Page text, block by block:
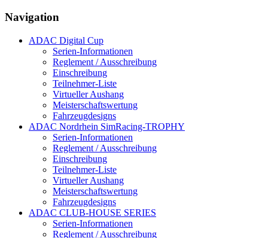
Navigation
ADAC Digital Cup
Serien-Informationen
Reglement / Ausschreibung
Einschreibung
Teilnehmer-Liste
Virtueller Aushang
Meisterschaftswertung
Fahrzeugdesigns
ADAC Nordrhein SimRacing-TROPHY
Serien-Informationen
Reglement / Ausschreibung
Einschreibung
Teilnehmer-Liste
Virtueller Aushang
Meisterschaftswertung
Fahrzeugdesigns
ADAC CLUB-HOUSE SERIES
Serien-Informationen
Reglement / Ausschreibung